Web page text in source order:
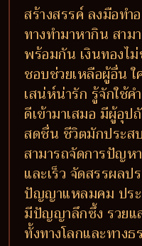
สร้างสรรค์ ลงมือทำ
ทางทำมาหากิน สาม
พร้อมกัน เงินทองไ
ชอบช่วยเหลือผู้อื่น ใ
เสน่ห์น่ารัก รู้จักใช้
ดีเข้ามาเสมอ มีผู้อุ
สดชื่น ชีวิตมักประสบ
สามารถจัดการปัญห
และเร็ว จัดสรรผลป
ปัญญาแหลมคม ประ
มีปัญญาลึกซึ้ง รวยแ
ทั้งทางโลกและทาง